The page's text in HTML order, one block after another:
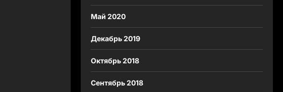
Май 2020
Декабрь 2019
Октябрь 2018
Сентябрь 2018